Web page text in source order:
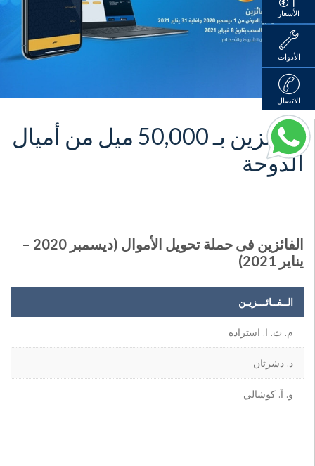
الفائزين بـ 50,000 ميل من أميال
الدوحة
الفائزين فى حملة تحويل الأموال (ديسمبر 2020 –
يناير 2021)
الــفــائـــزيـن
م. ث. ا. استراده
د. دشرثان
و. آ. كوشالي
الأسعار
الأدوات
الاتصال